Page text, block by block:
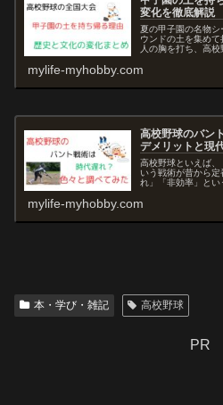
変化を徹底解説
夏の甲子園の名物シ
ウンドの土を集め
人の胸を打ち、高
時代とともに形を変
mylife-myhobby.com
高校野球のバン
デメリットと現
高校野球といえば、
いう戦術が昔から
れ」「非効率」とい
ト・デメリット、現
mylife-myhobby.com
本・学び・雑記 高校野球
PR